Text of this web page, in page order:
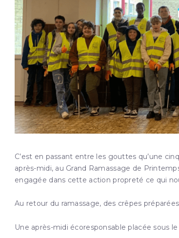
C’est en passant entre les gouttes qu’une
après-midi, au Grand Ramassage de
engagée dans cette action propreté ce qui
Au retour du ramassage, des crêpes
Une après-midi écoresponsable placée sous